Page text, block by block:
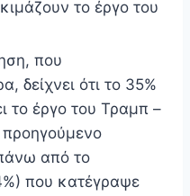
το έργο του
που
δείχνει ότι το 35%
το έργο του Τραμπ –
από το
που κατέγραψε